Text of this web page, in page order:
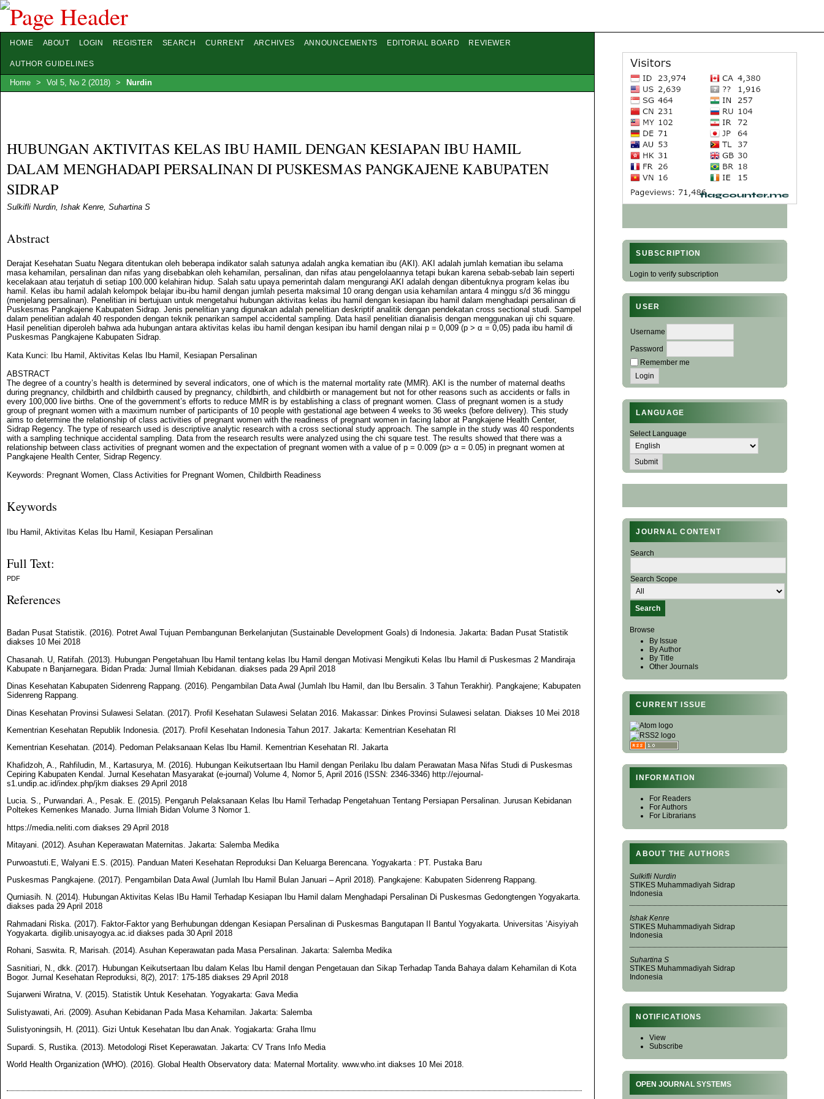
SUBSCRIPTION
Login to verify subscription
USER
Username
Password
Remember me
LANGUAGE
Select Language
JOURNAL CONTENT
Search
Search Scope
Browse
By Issue
By Author
By Title
Other Journals
CURRENT ISSUE
INFORMATION
For Readers
For Authors
For Librarians
ABOUT THE AUTHORS
Sulkifli Nurdin
STIKES Muhammadiyah Sidrap
Indonesia
Ishak Kenre
STIKES Muhammadiyah Sidrap
Indonesia
Suhartina S
STIKES Muhammadiyah Sidrap
Indonesia
NOTIFICATIONS
View
Subscribe
OPEN JOURNAL SYSTEMS
HOME ABOUT LOGIN REGISTER SEARCH CURRENT ARCHIVES ANNOUNCEMENTS EDITORIAL BOARD REVIEWER
AUTHOR GUIDELINES
Home > Vol 5, No 2 (2018) > Nurdin
HUBUNGAN AKTIVITAS KELAS IBU HAMIL DENGAN KESIAPAN IBU HAMIL
DALAM MENGHADAPI PERSALINAN DI PUSKESMAS PANGKAJENE KABUPATEN
SIDRAP
Sulkifli Nurdin, Ishak Kenre, Suhartina S
Abstract
Derajat Kesehatan Suatu Negara ditentukan oleh beberapa indikator salah satunya adalah angka kematian ibu (AKI). AKI adalah jumlah kematian ibu selama
masa kehamilan, persalinan dan nifas yang disebabkan oleh kehamilan, persalinan, dan nifas atau pengelolaannya tetapi bukan karena sebab-sebab lain seperti
kecelakaan atau terjatuh di setiap 100.000 kelahiran hidup. Salah satu upaya pemerintah dalam mengurangi AKI adalah dengan dibentuknya program kelas ibu
hamil. Kelas ibu hamil adalah kelompok belajar ibu-ibu hamil dengan jumlah peserta maksimal 10 orang dengan usia kehamilan antara 4 minggu s/d 36 minggu
(menjelang persalinan). Penelitian ini bertujuan untuk mengetahui hubungan aktivitas kelas ibu hamil dengan kesiapan ibu hamil dalam menghadapi persalinan di
Puskesmas Pangkajene Kabupaten Sidrap. Jenis penelitian yang digunakan adalah penelitian deskriptif analitik dengan pendekatan cross sectional studi. Sampel
dalam penelitian adalah 40 responden dengan teknik penarikan sampel accidental sampling. Data hasil penelitian dianalisis dengan menggunakan uji chi square.
Hasil penelitian diperoleh bahwa ada hubungan antara aktivitas kelas ibu hamil dengan kesipan ibu hamil dengan nilai p = 0,009 (p > α = 0,05) pada ibu hamil di
Puskesmas Pangkajene Kabupaten Sidrap.
Kata Kunci: Ibu Hamil, Aktivitas Kelas Ibu Hamil, Kesiapan Persalinan
ABSTRACT
The degree of a country’s health is determined by several indicators, one of which is the maternal mortality rate (MMR). AKI is the number of maternal deaths
during pregnancy, childbirth and childbirth caused by pregnancy, childbirth, and childbirth or management but not for other reasons such as accidents or falls in
every 100,000 live births. One of the government’s efforts to reduce MMR is by establishing a class of pregnant women. Class of pregnant women is a study
group of pregnant women with a maximum number of participants of 10 people with gestational age between 4 weeks to 36 weeks (before delivery). This study
aims to determine the relationship of class activities of pregnant women with the readiness of pregnant women in facing labor at Pangkajene Health Center,
Sidrap Regency. The type of research used is descriptive analytic research with a cross sectional study approach. The sample in the study was 40 respondents
with a sampling technique accidental sampling. Data from the research results were analyzed using the chi square test. The results showed that there was a
relationship between class activities of pregnant women and the expectation of pregnant women with a value of p = 0.009 (p> α = 0.05) in pregnant women at
Pangkajene Health Center, Sidrap Regency.
Keywords: Pregnant Women, Class Activities for Pregnant Women, Childbirth Readiness
Keywords
Ibu Hamil, Aktivitas Kelas Ibu Hamil, Kesiapan Persalinan
Full Text:
PDF
References
Badan Pusat Statistik. (2016). Potret Awal Tujuan Pembangunan Berkelanjutan (Sustainable Development Goals) di Indonesia. Jakarta: Badan Pusat Statistik
diakses 10 Mei 2018
Chasanah. U, Ratifah. (2013). Hubungan Pengetahuan Ibu Hamil tentang kelas Ibu Hamil dengan Motivasi Mengikuti Kelas Ibu Hamil di Puskesmas 2 Mandiraja
Kabupate n Banjarnegara. Bidan Prada: Jurnal Ilmiah Kebidanan. diakses pada 29 April 2018
Dinas Kesehatan Kabupaten Sidenreng Rappang. (2016). Pengambilan Data Awal (Jumlah Ibu Hamil, dan Ibu Bersalin. 3 Tahun Terakhir). Pangkajene; Kabupaten
Sidenreng Rappang.
Dinas Kesehatan Provinsi Sulawesi Selatan. (2017). Profil Kesehatan Sulawesi Selatan 2016. Makassar: Dinkes Provinsi Sulawesi selatan. Diakses 10 Mei 2018
Kementrian Kesehatan Republik Indonesia. (2017). Profil Kesehatan Indonesia Tahun 2017. Jakarta: Kementrian Kesehatan RI
Kementrian Kesehatan. (2014). Pedoman Pelaksanaan Kelas Ibu Hamil. Kementrian Kesehatan RI. Jakarta
Khafidzoh, A., Rahfiludin, M., Kartasurya, M. (2016). Hubungan Keikutsertaan Ibu Hamil dengan Perilaku Ibu dalam Perawatan Masa Nifas Studi di Puskesmas
Cepiring Kabupaten Kendal. Jurnal Kesehatan Masyarakat (e-journal) Volume 4, Nomor 5, April 2016 (ISSN: 2346-3346) http://ejournal-
s1.undip.ac.id/index.php/jkm diakses 29 April 2018
Lucia. S., Purwandari. A., Pesak. E. (2015). Pengaruh Pelaksanaan Kelas Ibu Hamil Terhadap Pengetahuan Tentang Persiapan Persalinan. Jurusan Kebidanan
Poltekes Kemenkes Manado. Jurna Ilmiah Bidan Volume 3 Nomor 1.
https://media.neliti.com diakses 29 April 2018
Mitayani. (2012). Asuhan Keperawatan Maternitas. Jakarta: Salemba Medika
Purwoastuti.E, Walyani E.S. (2015). Panduan Materi Kesehatan Reproduksi Dan Keluarga Berencana. Yogyakarta : PT. Pustaka Baru
Puskesmas Pangkajene. (2017). Pengambilan Data Awal (Jumlah Ibu Hamil Bulan Januari – April 2018). Pangkajene: Kabupaten Sidenreng Rappang.
Qurniasih. N. (2014). Hubungan Aktivitas Kelas IBu Hamil Terhadap Kesiapan Ibu Hamil dalam Menghadapi Persalinan Di Puskesmas Gedongtengen Yogyakarta.
diakses pada 29 April 2018
Rahmadani Riska. (2017). Faktor-Faktor yang Berhubungan ddengan Kesiapan Persalinan di Puskesmas Bangutapan II Bantul Yogyakarta. Universitas ‘Aisyiyah
Yogyakarta. digilib.unisayogya.ac.id diakses pada 30 April 2018
Rohani, Saswita. R, Marisah. (2014). Asuhan Keperawatan pada Masa Persalinan. Jakarta: Salemba Medika
Sasnitiari, N., dkk. (2017). Hubungan Keikutsertaan Ibu dalam Kelas Ibu Hamil dengan Pengetauan dan Sikap Terhadap Tanda Bahaya dalam Kehamilan di Kota
Bogor. Jurnal Kesehatan Reproduksi, 8(2), 2017: 175-185 diakses 29 April 2018
Sujarweni Wiratna, V. (2015). Statistik Untuk Kesehatan. Yogyakarta: Gava Media
Sulistyawati, Ari. (2009). Asuhan Kebidanan Pada Masa Kehamilan. Jakarta: Salemba
Sulistyoningsih, H. (2011). Gizi Untuk Kesehatan Ibu dan Anak. Yogjakarta: Graha Ilmu
Supardi. S, Rustika. (2013). Metodologi Riset Keperawatan. Jakarta: CV Trans Info Media
World Health Organization (WHO). (2016). Global Health Observatory data: Maternal Mortality. www.who.int diakses 10 Mei 2018.